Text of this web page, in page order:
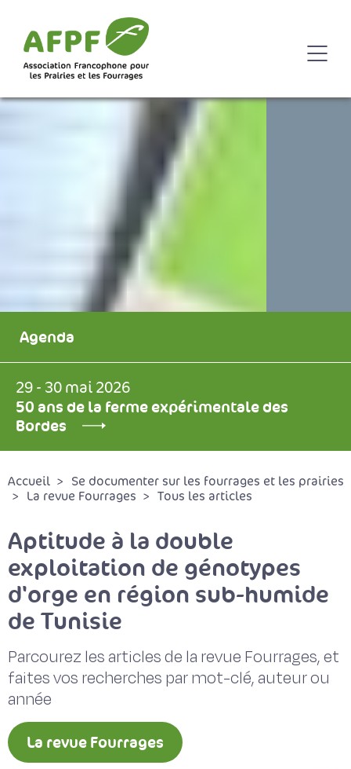
Agenda
29 - 30 mai 2026
50 ans de la ferme expérimentale des
Bordes
Accueil
Se documenter sur les fourrages et les prairies
La revue Fourrages
Tous les articles
Aptitude à la double
exploitation de génotypes
d'orge en région sub-humide
de Tunisie
Parcourez les articles de la revue Fourrages, et
faites vos recherches par mot-clé, auteur ou
année
La revue Fourrages